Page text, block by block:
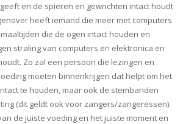
en de spieren en gewrichten intact houdt
heeft iemand die meer met computers
die de ogen intact houden en
straling van computers en elektronica en
Zo zal een persoon die lezingen en
moeten binnenkrijgen dat helpt om het
te houden, maar ook de stembanden
(dit geldt ook voor zangers/zangeressen).
de juiste voeding en het juiste moment en